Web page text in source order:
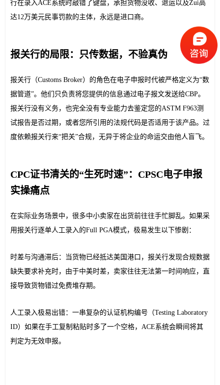
行在录入ACE系统时敲错了键盘，承担货物没收、退运以及Zui高
达12万美元民事罚款的主体，永远是进口商。
报关行的局限：只传数据，不验真伪
报关行（Customs Broker）的角色在电子申报时代被严格定义为“数
据管道”。他们只负责将您提供的信息通过电子报文发送给CBP。
报关行没有义务，也完全没有专业能力去鉴定您的ASTM F963测
试报告是否过期，或者您所引用的法规代码是否适用于该产品。过
度依赖报关行来“把关”合规，无异于将企业的命运交由他人盲飞。
CPC证书清关的“生死时速”：CPSC电子申报
实操痛点
在实际业务场景中，很多中小卖家在出货前往往手忙脚乱。如果采
用报关行逐单人工录入的Full PGA模式，极易发生以下惨剧：
时差与沟通滞后：当货物已经抵达美国港口，报关行发现合规数据
缺失要求补充时，由于中美时差，卖家往往无法第一时间响应，直
接导致货物错过免费堆存期。
人工录入极易出错：一串复杂的认证机构编号（Testing Laboratory
ID）如果在手工复制粘贴时多了一个空格，ACE系统会瞬间将其
判定为无效申报。